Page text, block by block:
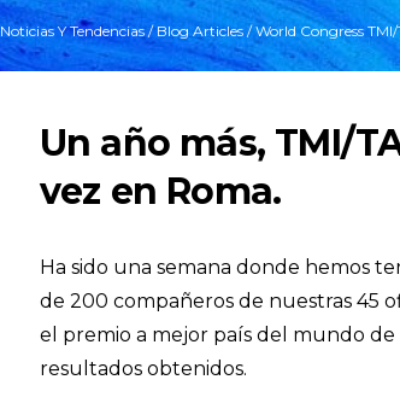
Noticias Y Tendencias/ Blog Articles/ World Congress
Un año más, TMI/
vez en Roma.
Ha sido una semana donde hemos
de 200 compañeros de nuestras 45
el premio a mejor país del mundo
resultados obtenidos.